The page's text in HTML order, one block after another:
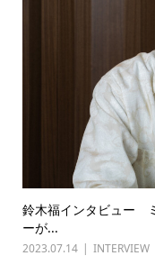
鈴木福インタビュー
ーが...
2023.07.14 INTERVIEW